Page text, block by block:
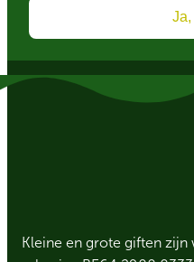
Ja,
Kleine en grote giften